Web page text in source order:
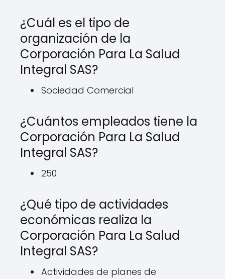
¿Cuál es el tipo de
organización de la
Corporación Para La Salud
Integral SAS?
Sociedad Comercial
¿Cuántos empleados tiene la
Corporación Para La Salud
Integral SAS?
250
¿Qué tipo de actividades
económicas realiza la
Corporación Para La Salud
Integral SAS?
Actividades de planes de